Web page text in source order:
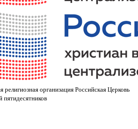
религиозная организация Российская Церковь
пятидесятников